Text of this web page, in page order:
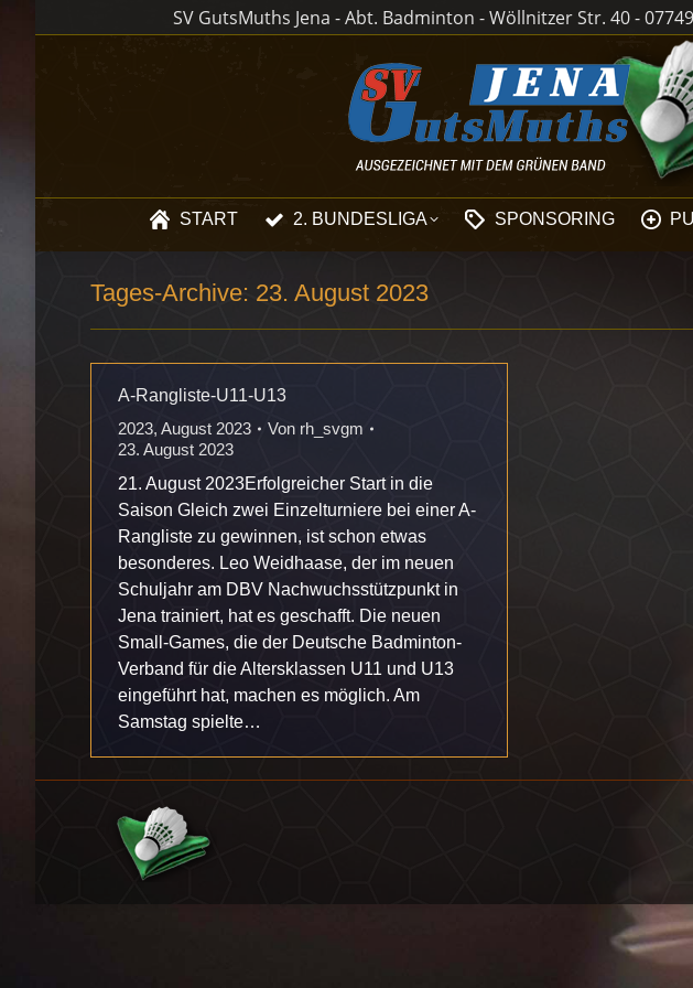
SV GutsMuths Jena - Abt. Badminton - Wöllnitzer Str. 40 -
START 2. BUNDESLIGA SPONSORING
Tages-Archive: 23. August 2023
A-Rangliste-U11-U13
2023, August 2023 Von rh_svgm
23. August 2023
21. August 2023Erfolgreicher Start in die
Saison Gleich zwei Einzelturniere bei einer A-
Rangliste zu gewinnen, ist schon etwas
besonderes. Leo Weidhaase, der im neuen
Schuljahr am DBV Nachwuchsstützpunkt in
Jena trainiert, hat es geschafft. Die neuen
Small-Games, die der Deutsche Badminton-
Verband für die Altersklassen U11 und U13
eingeführt hat, machen es möglich. Am
Samstag spielte…